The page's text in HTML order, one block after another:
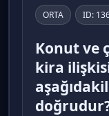
ORTA ID:
Konut ve
kira